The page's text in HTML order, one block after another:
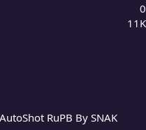
0
11K
RuPB By SNAK